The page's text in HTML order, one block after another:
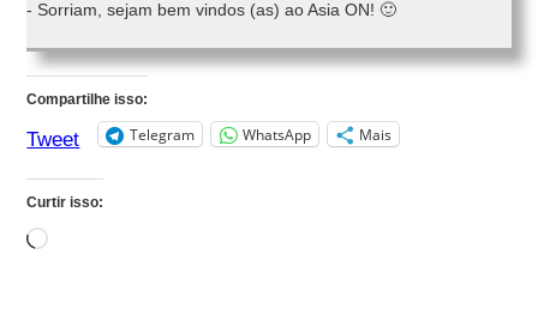
- Sorriam, sejam bem vindos (as) ao Asia ON! 🙂
Compartilhe isso:
Tweet Telegram WhatsApp Mais
Curtir isso:
Carregando...